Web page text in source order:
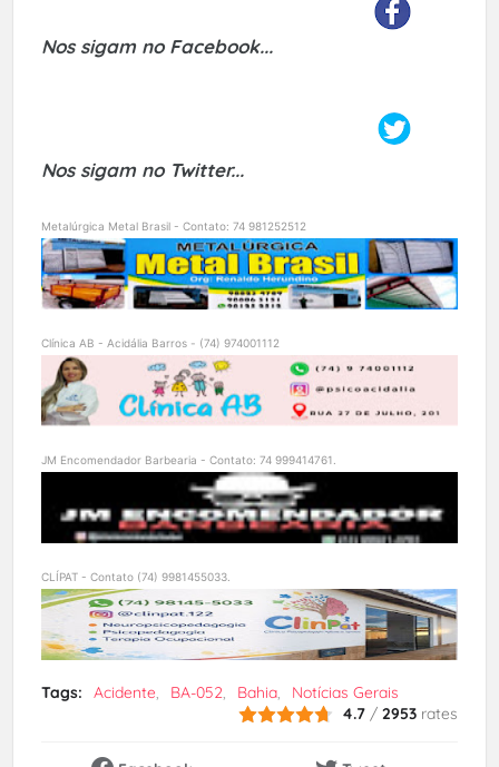
Nos sigam no Facebook...
Nos sigam no Twitter...
Metalúrgica Metal Brasil - Contato: 74 981252512
Clínica AB - Acidália Barros - (74) 974001112
JM Encomendador Barbearia - Contato: 74 999414761.
CLÍPAT - Contato (74) 9981455033.
Tags: Acidente BA-052 Bahia
Notícias Gerais
4.7 /2953 rates